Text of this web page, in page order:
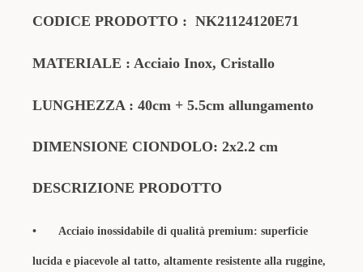
CODICE PRODOTTO : NK21124120E71
MATERIALE : Acciaio Inox, Cristallo
LUNGHEZZA : 40cm + 5.5cm allungamento
DIMENSIONE CIONDOLO: 2x2.2 cm
DESCRIZIONE PRODOTTO
• Acciaio inossidabile di qualità premium: superficie
lucida e piacevole al tatto, altamente resistente alla ruggine,